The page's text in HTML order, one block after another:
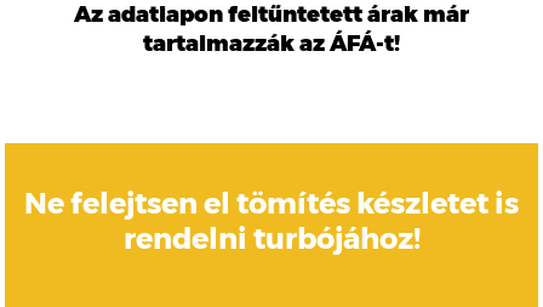
Az adatlapon feltűntetett árak már
tartalmazzák az ÁFÁ-t!
Ne felejtsen el tömítés készletet is
rendelni turbójához!